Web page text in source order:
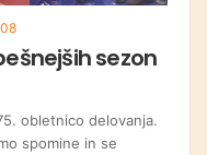
sezon
obletnico delovanja.
spomine in se